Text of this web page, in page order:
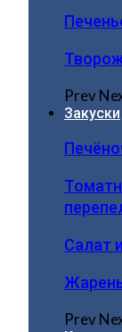
Prev
Закуски
Салат
Prev